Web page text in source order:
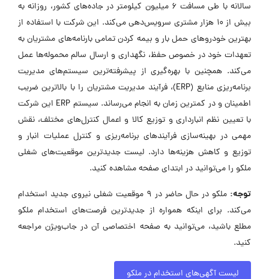
سالانه با طی مسافت 6 میلیون کیلومتر در جاده‌های کشور، روزانه به
بیش از 10 هزار مشتری سرویس‌دهی می‌کند. این شرکت با استفاده از
بهترین خودروهای حمل بار و بیمه کردن تمامی بارنامه‌های مشتریان به
تعهدات خود در خصوص حفظ، نگهداری و ارسال سالم محموله‌ها عمل
می‌کند. همچنین با بهره‌گیری از پیشرفته‌ترین سیستم‌های مدیریت
برنامه‌ریزی منابع (ERP)، فرآیند مدیریت مشتریان را با بالاترین ضریب
اطمینان و در کمترین زمان به انجام می‌رساند. سیستم ERP این شرکت
با تعیین نظم انبارداری و توزیع کالا و اعمال کنترل‌های مختلف، نقش
مهمی در بهینه‌سازی فرآیندهای برنامه‌ریزی و کنترل عملیات انبار و
توزیع و کاهش هزینه‌ها دارد. لیست جدیدترین موقعیت‌های شغلی
ملکو را می‌توانید در ابتدای صفحه مشاهده کنید.
توجه:
ملکو در حال حاضر در ۹ موقعیت شغلی نیروی جدید استخدام
می‌کند. برای اینکه همواره از جدیدترین فرصت‌های استخدام ملکو
مطلع باشید، می‌توانید به صفحه اختصاصی آن در جاب‌ویژن مراجعه
کنید.
لیست آگهی‌های استخدام در ملکو